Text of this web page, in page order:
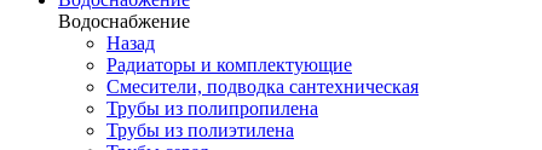
Водоснабжение
Назад
Радиаторы и комплектующие
Смесители, подводка сантехническая
Трубы из полипропилена
Трубы из полиэтилена